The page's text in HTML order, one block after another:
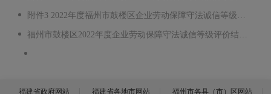
附件3 2022年度福州市鼓楼区企业劳动保障守法诚信等级评价结果一览表（C级）.xlsx
福州市鼓楼区2022年度企业劳动保障守法诚信等级评价结果公布文件下载.pdf
福建省政府网站 福建省各地市网站 福州市各县（市）区网站